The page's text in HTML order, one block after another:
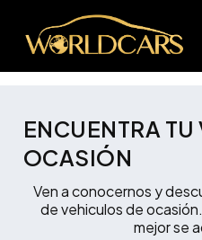
ENCUENTRA
OCASIÓN
Ven a conocernos y
de vehiculos de
mejor se